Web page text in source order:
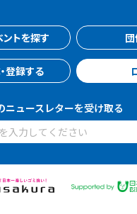
トを探す
登録する
ニュースレターを受け取る